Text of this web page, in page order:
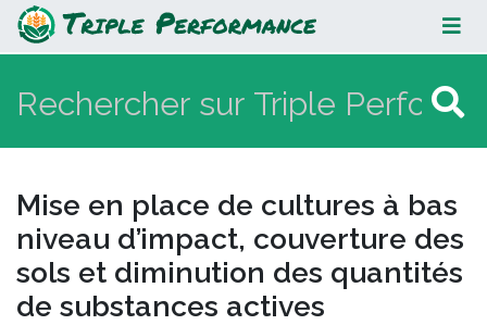
Mise en place de cultures à bas
niveau d’impact, couverture des
sols et diminution des quantités de
substances actives
Mise en place de cultures à bas
niveau d’impact, couverture des
sols et diminution des quantités
de substances actives